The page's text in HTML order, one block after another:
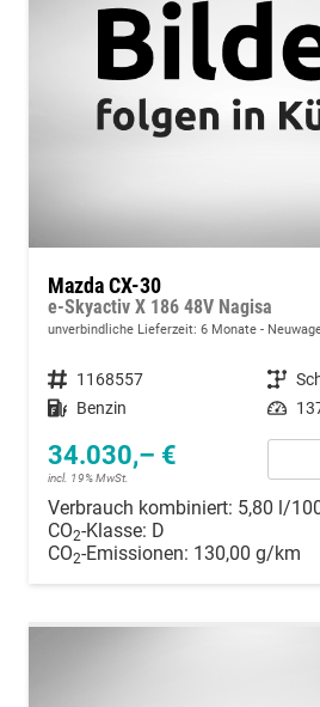
Mazda CX-30
e-Skyactiv X 186 48V Nagisa
unverbindliche Lieferzeit: 6 Monate
Fahrzeugnummer 1168557 Getriebe
Kraftstoff Benzin Leistung
34.030,– €
incl. 19% MwSt.
Verbrauch kombiniert: 5,80 l/
CO2-Klasse: D
CO2-Emissionen: 130,00 g/km